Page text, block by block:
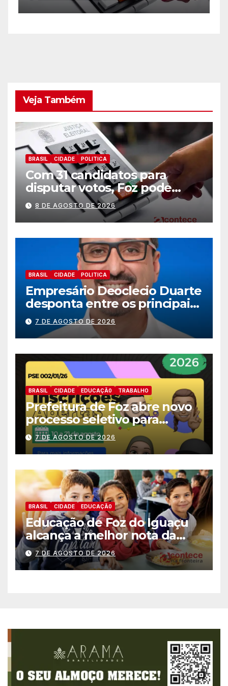
Veja Também
BRASIL CIDADE POLITICA
Com 31 candidatos para
disputar votos, Foz pode
perder representatividade
8 DE AGOSTO DE 2026
BRASIL CIDADE POLITICA
Empresário Deoclecio Duarte
desponta entre os principais
nomes do União Brasil para
deputado estadual
7 DE AGOSTO DE 2026
BRASIL CIDADE EDUCAÇÃ0 TRABALHO
Prefeitura de Foz abre novo
processo seletivo para
estagiários
7 DE AGOSTO DE 2026
BRASIL CIDADE EDUCAÇÃ0
Educação de Foz do Iguaçu
alcança a melhor nota da
história no IDEB
7 DE AGOSTO DE 2026